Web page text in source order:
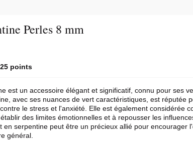
Perles 8 mm
points
est un accessoire élégant et significatif, connu pour ses
avec ses nuances de vert caractéristiques, est réputée
le stress et l'anxiété. Elle est également considérée
des limites émotionnelles et à repousser les
en serpentine peut être un précieux allié pour encourager
général.